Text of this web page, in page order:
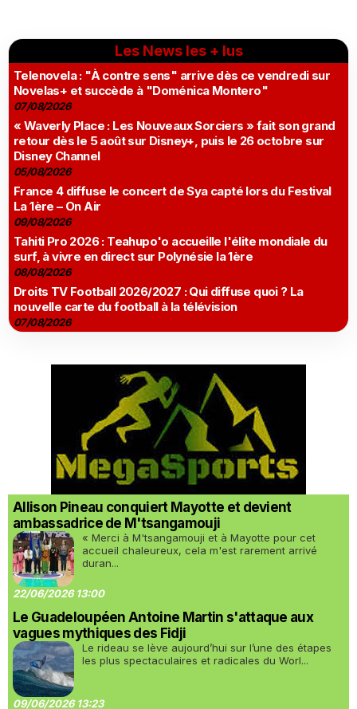
Les News les + lus
Telenovela : "À contre sens" arrive dès ce vendredi sur
Novelas+ et succède à "Doménica Montero"
07/08/2026
« Waverly Place : Les Nouveaux Sorciers » fait son grand
retour dès le 5 août sur Disney+, puis le 26 octobre sur
Disney Channel
05/08/2026
France 4 diffuse le concert de Sya capté lors du Festival
La 1ère – On Air
09/08/2026
Tahiti Pro 2026 : Teahupo'o accueille l'élite mondiale du
surf, à vivre en direct sur Polynésie la 1ère
08/08/2026
Droits TV Football 2026/2027 : Qui diffuse quoi ? La
nouvelle carte du football à la télévision
07/08/2026
Allison Pineau conquiert Mayotte et devient
ambassadrice de M'tsangamouji
« Merci à M'tsangamouji et à Mayotte pour cet
accueil chaleureux, cela m'est rarement arrivé
duran...
22/06/2026 13:00
Le Guadeloupéen Antoine Martin s'attaque aux
vagues mythiques des Fidji
Le rideau se lève aujourd’hui sur l’une des étapes
les plus spectaculaires et radicales du Worl...
09/06/2026 13:23